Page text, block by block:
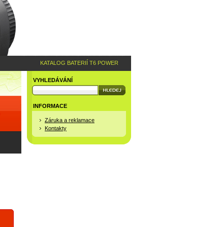
VYHLEDÁVÁNÍ
INFORMACE
Záruka a reklamace
Kontakty
KATALOG BATERIÍ T6 POWER